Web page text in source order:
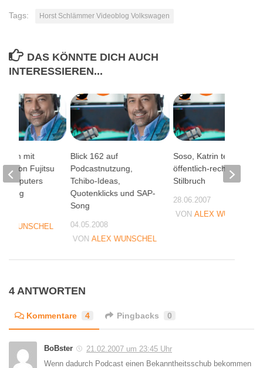
Tags: Horst Schlämmer Videoblog Volkswagen
DAS KÖNNTE DICH AUCH
INTERESSIEREN...
Blick 162 auf
Podcastnutzung,
Tchibo-Ideas,
Quotenklicks und SAP-
Song
04.05.2008
VON ALEX WUNSCHEL
Soso, Katrin testet den
öffentlich-rechtlichen
Stilbruch
28.06.2007
VONALEX WUNSCHEL
mit
von Fujitsu
Blog
WUNSCHEL
4 ANTWORTEN
Kommentare 4 Pingbacks 0
BoBster
21.02.2007 um 23:45 Uhr
Wenn dadurch Podcast einen Bekanntheitsschub bekommen